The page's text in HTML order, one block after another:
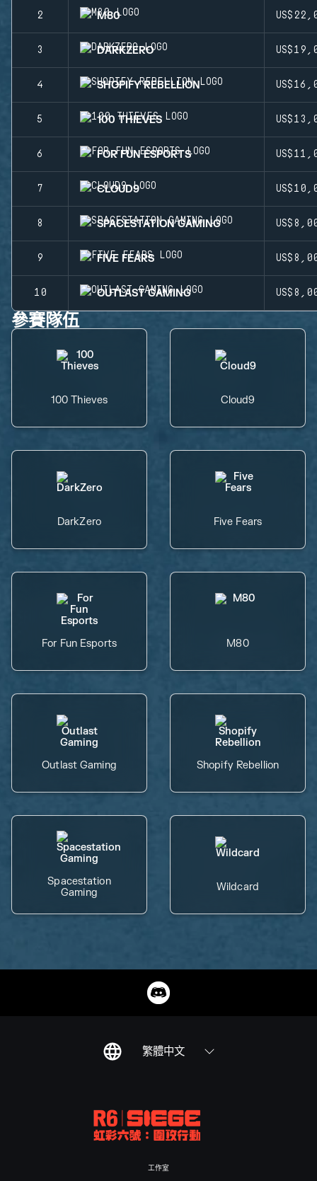
2 M80
3 DARKZERO
4 SHOPIFY REBELLION
5 100 THIEVES
6 FOR FUN ESPORTS
7 CLOUD9
8 SPACESTATION GAMING
9 FIVE FEARS
10 OUTLAST GAMING
參賽隊伍
100 Thieves Cloud9
DarkZero Five Fears
For Fun Esports M80
Outlast Gaming Shopify Rebellion
Spacestation
Gaming
Wildcard
繁體中文
工作室